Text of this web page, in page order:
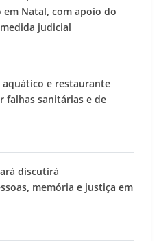
em Natal, com apoio do
judicial
e restaurante
falhas sanitárias e de
discutirá
memória e justiça em